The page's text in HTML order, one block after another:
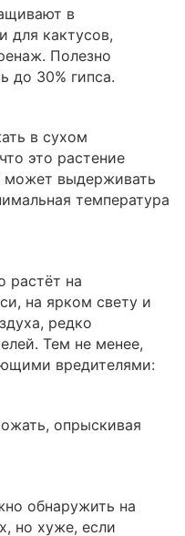
в
для кактусов,
Полезно
до 30% гипса.
в сухом
это растение
может выдерживать
температура
растёт на
на ярком свету и
редко
Тем не менее,
вредителями:
опрыскивая
обнаружить на
но хуже, если